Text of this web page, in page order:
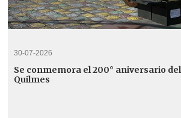
30-07-2026
Se conmemora el 200° aniversario
Quilmes